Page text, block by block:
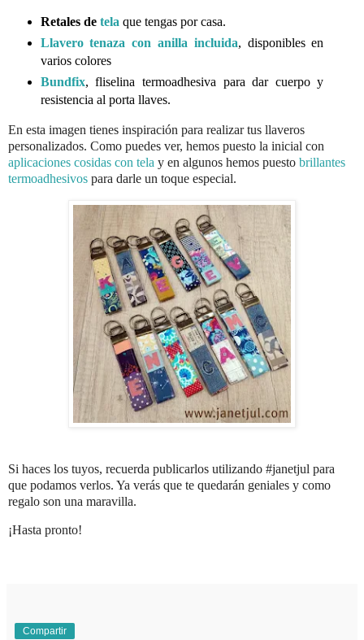
Retales de tela que tengas por casa.
Llavero tenaza con anilla incluida, disponibles en
varios colores
Bundfix, fliselina termoadhesiva para dar cuerpo y
resistencia al porta llaves.
En esta imagen tienes inspiración para realizar tus llaveros
personalizados. Como puedes ver, hemos puesto la inicial con
aplicaciones cosidas con tela y en algunos hemos puesto brillantes
termoadhesivos para darle un toque especial.
Si haces los tuyos, recuerda publicarlos utilizando #janetjul para
que podamos verlos. Ya verás que te quedarán geniales y como
regalo son una maravilla.
¡Hasta pronto!
Compartir